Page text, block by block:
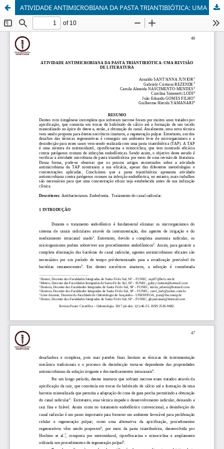
ATIVIDADE ANTIMICROBIANA DA PASTA TRIANTIBIÓTICA: UMA REVISÃO DE LITERATURA